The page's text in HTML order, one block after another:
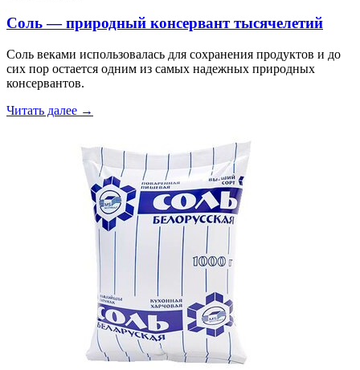
Соль — природный консервант тысячелетий
Соль веками использовалась для сохранения продуктов и до
сих пор остается одним из самых надежных природных
консервантов.
Читать далее →